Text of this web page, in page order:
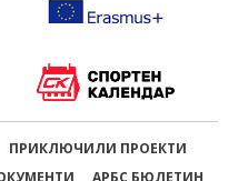
ПРИКЛЮЧИЛИ ПРОЕКТИ
АРБС БЮЛЕТИН